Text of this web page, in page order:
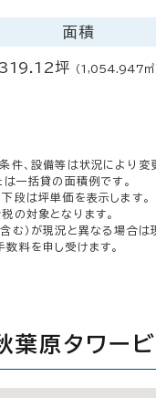
面積
319.12坪 （1,054.947㎡
件、設備等は状況により変
一括貸の面積例です。
段は坪単価を表示します。
の対象となります。
む）が現況と異なる場合は
料を申し受けます。
葉原タワー